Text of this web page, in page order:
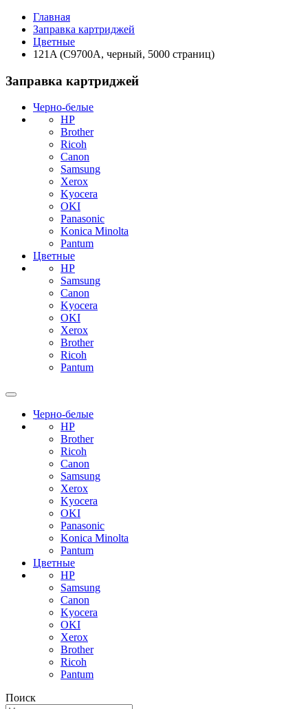
Главная
Заправка картриджей
Цветные
121A (C9700A, черный, 5000 страниц)
Заправка картриджей
Черно-белые
HP
Brother
Ricoh
Canon
Samsung
Xerox
Kyocera
OKI
Panasonic
Konica Minolta
Pantum
Цветные
HP
Samsung
Canon
Kyocera
OKI
Xerox
Brother
Ricoh
Pantum
Черно-белые
HP
Brother
Ricoh
Canon
Samsung
Xerox
Kyocera
OKI
Panasonic
Konica Minolta
Pantum
Цветные
HP
Samsung
Canon
Kyocera
OKI
Xerox
Brother
Ricoh
Pantum
Поиск